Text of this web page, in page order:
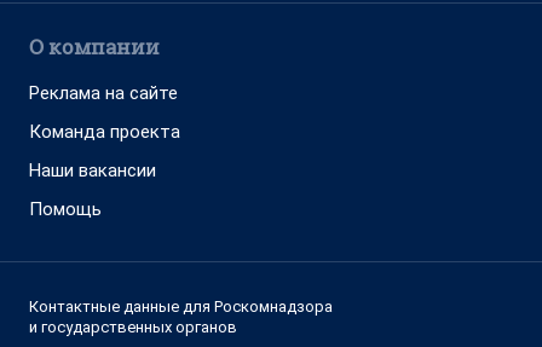
О компании
Реклама на сайте
Команда проекта
Наши вакансии
Помощь
Контактные данные для Роскомнадзора
и государственных органов